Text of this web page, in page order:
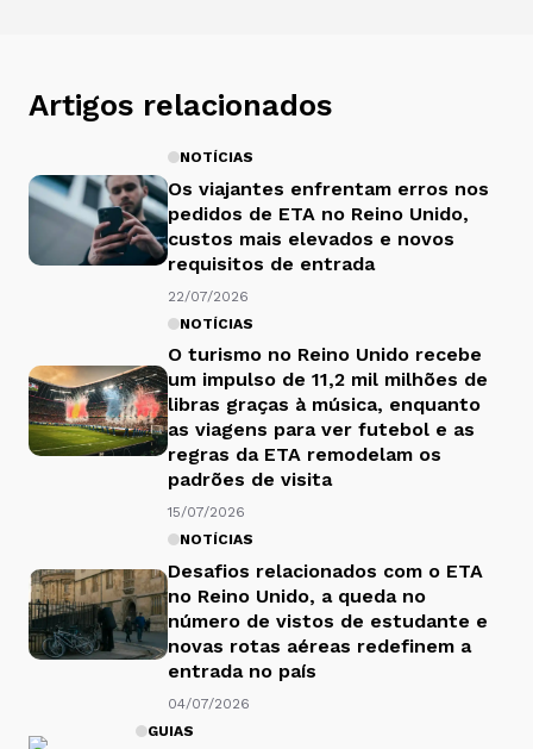
Artigos relacionados
NOTÍCIAS
Os viajantes enfrentam erros nos
pedidos de ETA no Reino Unido,
custos mais elevados e novos
requisitos de entrada
22/07/2026
NOTÍCIAS
O turismo no Reino Unido recebe
um impulso de 11,2 mil milhões de
libras graças à música, enquanto
as viagens para ver futebol e as
regras da ETA remodelam os
padrões de visita
15/07/2026
NOTÍCIAS
Desafios relacionados com o ETA
no Reino Unido, a queda no
número de vistos de estudante e
novas rotas aéreas redefinem a
entrada no país
04/07/2026
GUIAS